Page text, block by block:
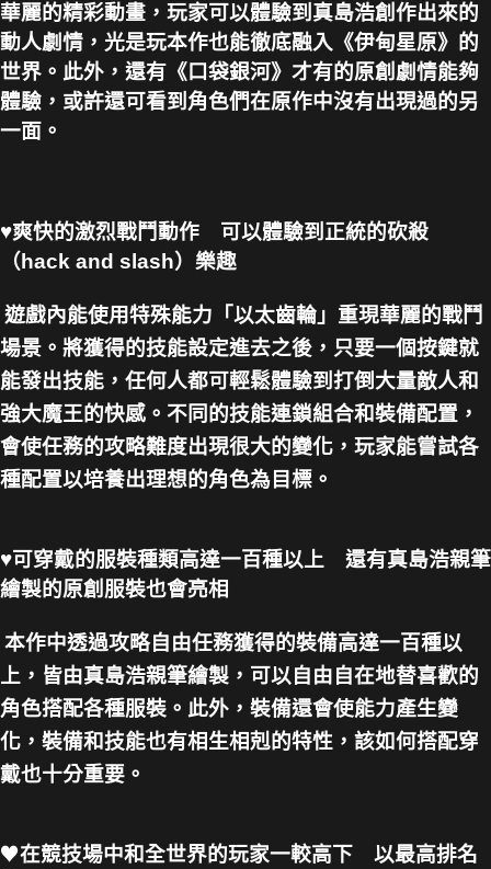
華麗的精彩動畫，玩家可以體驗到真島浩創作出來的
動人劇情，光是玩本作也能徹底融入《伊甸星原》的
世界。此外，還有《口袋銀河》才有的原創劇情能夠
體驗，或許還可看到角色們在原作中沒有出現過的另
一面。
♥爽快的激烈戰鬥動作 可以體驗到正統的砍殺
（hack and slash）樂趣
遊戲內能使用特殊能力「以太齒輪」重現華麗的戰鬥
場景。將獲得的技能設定進去之後，只要一個按鍵就
能發出技能，任何人都可輕鬆體驗到打倒大量敵人和
強大魔王的快感。不同的技能連鎖組合和裝備配置，
會使任務的攻略難度出現很大的變化，玩家能嘗試各
種配置以培養出理想的角色為目標。
♥可穿戴的服裝種類高達一百種以上 還有真島浩親筆
繪製的原創服裝也會亮相
本作中透過攻略自由任務獲得的裝備高達一百種以
上，皆由真島浩親筆繪製，可以自由自在地替喜歡的
角色搭配各種服裝。此外，裝備還會使能力產生變
化，裝備和技能也有相生相剋的特性，該如何搭配穿
戴也十分重要。
♥在競技場中和全世界的玩家一較高下 以最高排名